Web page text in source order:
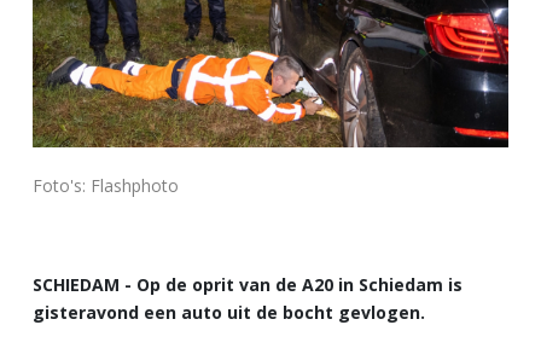
Foto's: Flashphoto
SCHIEDAM - Op de oprit van de A20 in Schiedam is
gisteravond een auto uit de bocht gevlogen.